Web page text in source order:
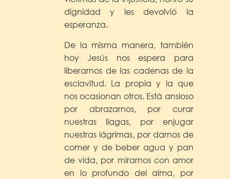
dignidad y les devolvió la
esperanza.
De la misma manera, también
hoy Jesús nos espera para
liberarnos de las cadenas de la
esclavitud. La propia y la que
nos ocasionan otros. Está ansioso
por abrazarnos, por curar
nuestras llagas, por enjugar
nuestras lágrimas, por darnos de
comer y de beber agua y pan
de vida, por mirarnos con amor
en lo profundo del alma, por